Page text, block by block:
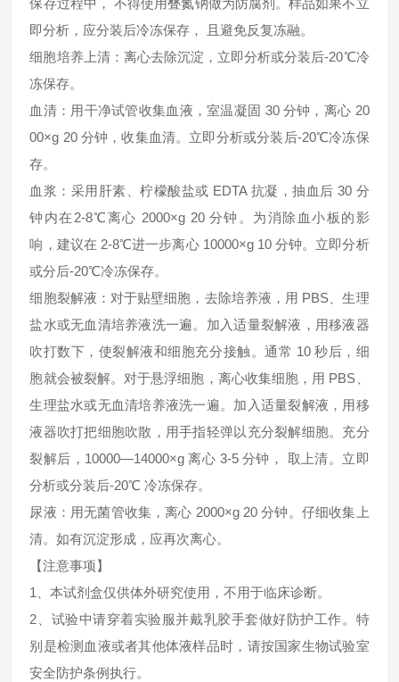
保存过程中， 不得使用叠氮钠做为防腐剂。样品如果不立
即分析，应分装后冷冻保存， 且避免反复冻融。
细胞培养上清：离心去除沉淀，立即分析或分装后-20℃冷
冻保存。
血清：用干净试管收集血液，室温凝固 30 分钟，离心 20
00×g 20 分钟，收集血清。立即分析或分装后-20℃冷冻保
存。
血浆：采用肝素、柠檬酸盐或 EDTA 抗凝，抽血后 30 分
钟内在2-8℃离心 2000×g 20 分钟。为消除血小板的影
响，建议在 2-8℃进一步离心 10000×g 10 分钟。立即分析
或分后-20℃冷冻保存。
细胞裂解液：对于贴壁细胞，去除培养液，用 PBS、生理
盐水或无血清培养液洗一遍。加入适量裂解液，用移液器
吹打数下，使裂解液和细胞充分接触。通常 10 秒后，细
胞就会被裂解。对于悬浮细胞，离心收集细胞，用 PBS、
生理盐水或无血清培养液洗一遍。加入适量裂解液，用移
液器吹打把细胞吹散，用手指轻弹以充分裂解细胞。充分
裂解后，10000—14000×g 离心 3-5 分钟， 取上清。立即
分析或分装后-20℃ 冷冻保存。
尿液：用无菌管收集，离心 2000×g 20 分钟。仔细收集上
清。如有沉淀形成，应再次离心。
【注意事项】
1、本试剂盒仅供体外研究使用，不用于临床诊断。
2、试验中请穿着实验服并戴乳胶手套做好防护工作。特
别是检测血液或者其他体液样品时，请按国家生物试验室
安全防护条例执行。